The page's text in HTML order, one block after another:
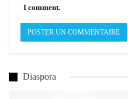
I comment.
Diaspora